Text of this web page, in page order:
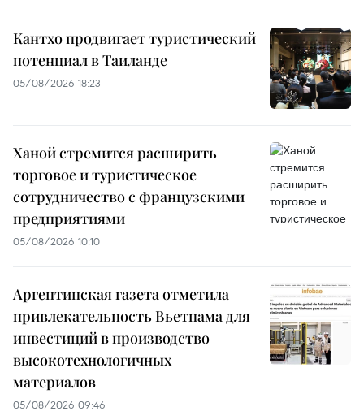
Кантхо продвигает туристический
потенциал в Таиланде
05/08/2026 18:23
Ханой стремится расширить
торговое и туристическое
сотрудничество с французскими
предприятиями
05/08/2026 10:10
Аргентинская газета отметила
привлекательность Вьетнама для
инвестиций в производство
высокотехнологичных
материалов
05/08/2026 09:46